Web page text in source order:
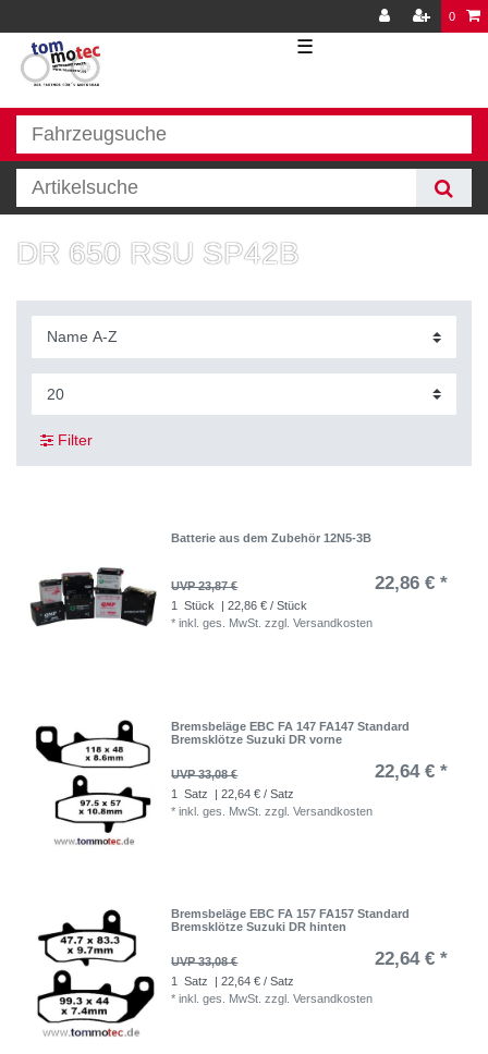
0
☰
DR 650 RSU SP42B
Filter
Batterie aus dem Zubehör 12N5-3B
UVP 23,87 € 22,86 € *
1 Stück
| 22,86 € / Stück
*inkl. ges. MwSt. zzgl.Versandkosten
Bremsbeläge EBC FA 147 FA147 Standard
Bremsklötze Suzuki DR vorne
UVP 33,08 € 22,64 € *
1 Satz
| 22,64 € / Satz
*inkl. ges. MwSt. zzgl.Versandkosten
Bremsbeläge EBC FA 157 FA157 Standard
Bremsklötze Suzuki DR hinten
UVP 33,08 € 22,64 € *
1 Satz
| 22,64 € / Satz
*inkl. ges. MwSt. zzgl.Versandkosten